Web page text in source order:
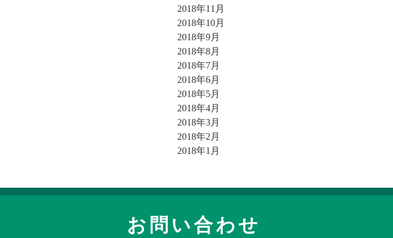
2018年11月
2018年10月
2018年9月
2018年8月
2018年7月
2018年6月
2018年5月
2018年4月
2018年3月
2018年2月
2018年1月
お問い合わせ